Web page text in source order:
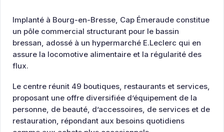
Implanté à Bourg-en-Bresse, Cap Émeraude constitue
un pôle commercial structurant pour le bassin
bressan, adossé à un hypermarché E.Leclerc qui en
assure la locomotive alimentaire et la régularité des
flux.
Le centre réunit 49 boutiques, restaurants et services,
proposant une offre diversifiée d’équipement de la
personne, de beauté, d’accessoires, de services et de
restauration, répondant aux besoins quotidiens